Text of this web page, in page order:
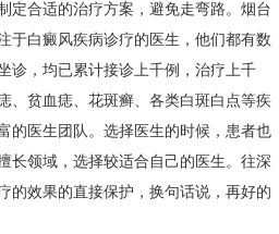
定合适的治疗方案，避免走弯路。烟台
于白癜风疾病诊疗的医生，他们都有数
诊，均已累计接诊上千例，治疗上千
、贫血痣、花斑癣、各类白斑白点等疾
的医生团队。选择医生的时候，患者也
长领域，选择较适合自己的医生。往深
的效果的直接保护，换句话说，再好的